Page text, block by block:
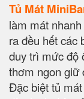
Tủ Mát
làm mát
ra đều hết các
duy trì mức độ
thơm ngon giữ
Đặc biệt tủ